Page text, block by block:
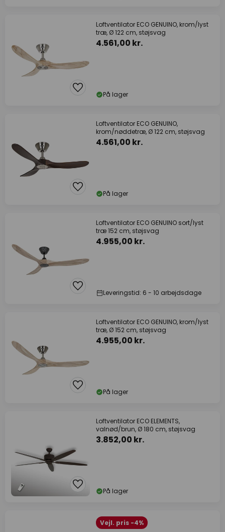
Loftventilator ECO GENUINO, krom/lyst
træ, Ø 122 cm, støjsvag
4.561,00 kr.
På lager
Loftventilator ECO GENUINO,
krom/nøddetræ, Ø 122 cm, støjsvag
4.561,00 kr.
På lager
Loftventilator ECO GENUINO sort/lyst
træ 152 cm, støjsvag
4.955,00 kr.
Leveringstid: 6 - 10 arbejdsdage
Loftventilator ECO GENUINO, krom/lyst
træ, Ø 152 cm, støjsvag
4.955,00 kr.
På lager
Loftventilator ECO ELEMENTS,
valnød/brun, Ø 180 cm, støjsvag
3.852,00 kr.
På lager
Vejl. pris -4%